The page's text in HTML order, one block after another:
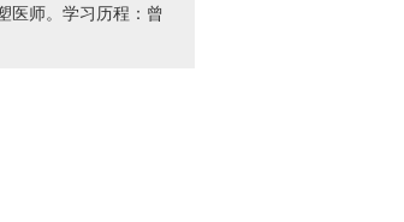
医师。学习历程：曾